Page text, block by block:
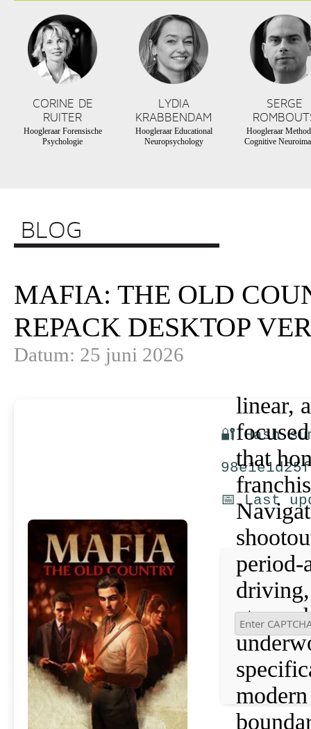
CORINE DE
RUITER
Hoogleraar Forensische
Psychologie
LYDIA
KRABBENDAM
Hoogleraar Educational
Neuropsychology
SERGE
Hoogleraar
Cognitive
BLOG
MAFIA: THE OLD
REPACK DESKTOP
Datum: 25 juni 2026
🔐 Hash
📅 Last
linear,
that
period-